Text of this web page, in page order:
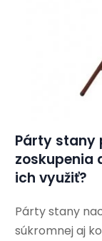
Párty stany
zoskupenia
ich využiť?
Párty stany
súkromnej aj